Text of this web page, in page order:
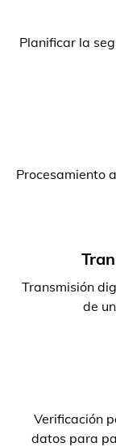
Planificar la
Procesamiento
Transmisión
de
Verificación
datos para